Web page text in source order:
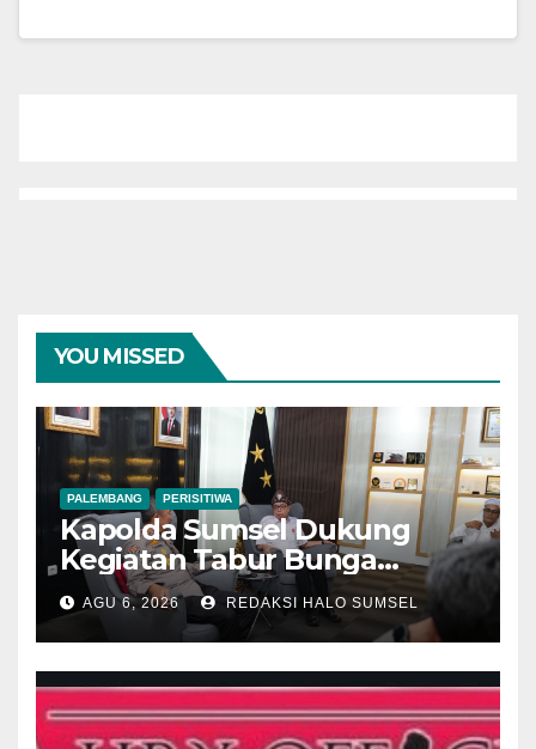
YOU MISSED
PALEMBANG PERISITIWA
Kapolda Sumsel Dukung
Kegiatan Tabur Bunga
Leluhur Palembang
Darussalam
AGU 6, 2026 REDAKSI HALO SUMSEL